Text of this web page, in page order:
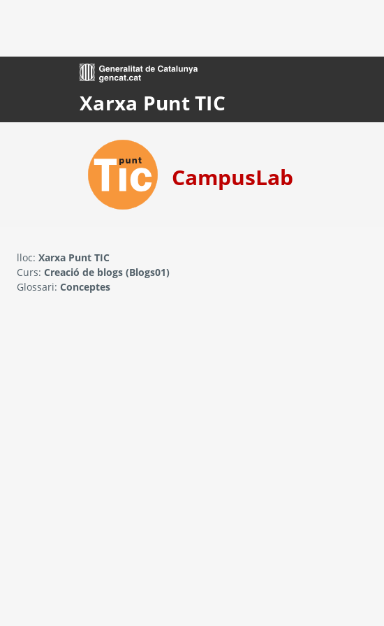
Xarxa Punt TIC
CampusLab
lloc: Xarxa Punt TIC
Curs: Creació de blogs (Blogs01)
Glossari: Conceptes